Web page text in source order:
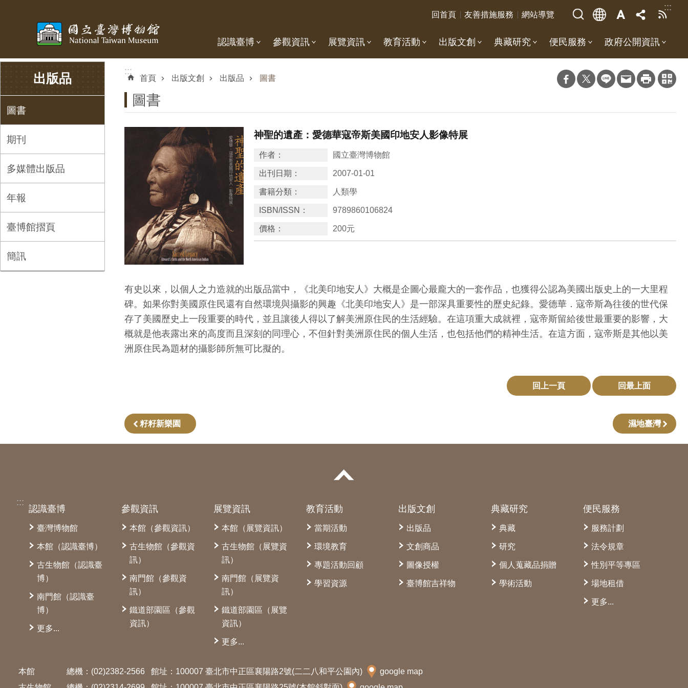
:::
回首頁 友善措施服務 網站導覽
認識臺博 參觀資訊 展覽資訊 教育活動 出版文創 典藏研究 便民服務 政府公開資訊
出版品
圖書
期刊
多媒體出版品
年報
臺博館摺頁
簡訊
:::
首頁 出版文創 出版品 圖書
圖書
神聖的遺產：愛德華寇帝斯美國印地安人影像特展
作者： 國立臺灣博物館
出刊日期： 2007-01-01
書籍分類： 人類學
ISBN/ISSN： 9789860106824
價格： 200元
有史以來，以個人之力造就的出版品當中，《北美印地安人》大概是企圖心最龐大的一套作品，也獲得公認為美國出版史上的一大里程
碑。如果你對美國原住民還有自然環境與攝影的興趣《北美印地安人》是一部深具重要性的歷史紀錄。愛德華．寇帝斯為往後的世代保
存了美國歷史上一段重要的時代，並且讓後人得以了解美洲原住民的生活經驗。在這項重大成就裡，寇帝斯留給後世最重要的影響，大
概就是他表露出來的高度而且深刻的同理心，不但針對美洲原住民的個人生活，也包括他們的精神生活。在這方面，寇帝斯是其他以美
洲原住民為題材的攝影師所無可比擬的。
回上一頁 回最上面
籽籽新樂園 濕地臺灣
:::
認識臺博
臺灣博物館
本館（認識臺博）
古生物館（認識臺
博）
南門館（認識臺
博）
更多...
參觀資訊
本館（參觀資訊）
古生物館（參觀資
訊）
南門館（參觀資
訊）
鐵道部園區（參觀
資訊）
展覽資訊
本館（展覽資訊）
古生物館（展覽資
訊）
南門館（展覽資
訊）
鐵道部園區（展覽
資訊）
更多...
教育活動
當期活動
環境教育
專題活動回顧
學習資源
出版文創
出版品
文創商品
圖像授權
臺博館吉祥物
典藏研究
典藏
研究
個人蒐藏品捐贈
學術活動
便民服務
服務計劃
法令規章
性別平等專區
場地租借
更多...
本館 總機：(02)2382-2566 館址：100007 臺北市中正區襄陽路2號(二二八和平公園內)
google map